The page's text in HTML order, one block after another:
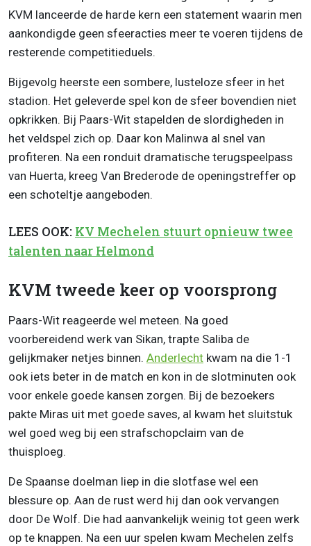
KVM lanceerde de harde kern een statement waarin men
aankondigde geen sfeeracties meer te voeren tijdens de
resterende competitieduels.
Bijgevolg heerste een sombere, lusteloze sfeer in het
stadion. Het geleverde spel kon de sfeer bovendien niet
opkrikken. Bij Paars-Wit stapelden de slordigheden in
het veldspel zich op. Daar kon Malinwa al snel van
profiteren. Na een ronduit dramatische terugspeelpass
van Huerta, kreeg Van Brederode de openingstreffer op
een schoteltje aangeboden.
LEES OOK: KV Mechelen stuurt opnieuw twee
talenten naar Helmond
KVM tweede keer op voorsprong
Paars-Wit reageerde wel meteen. Na goed
voorbereidend werk van Sikan, trapte Saliba de
gelijkmaker netjes binnen. Anderlecht kwam na die 1-1
ook iets beter in de match en kon in de slotminuten ook
voor enkele goede kansen zorgen. Bij de bezoekers
pakte Miras uit met goede saves, al kwam het sluitstuk
wel goed weg bij een strafschopclaim van de
thuisploeg.
De Spaanse doelman liep in die slotfase wel een
blessure op. Aan de rust werd hij dan ook vervangen
door De Wolf. Die had aanvankelijk weinig tot geen werk
op te knappen. Na een uur spelen kwam Mechelen zelfs